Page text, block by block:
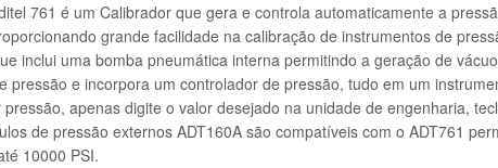
761 é um Calibrador que gera e controla automaticamente a
grande facilidade na calibração de instrumentos de
inclui uma bomba pneumática interna permitindo a geração de
pressão e incorpora um controlador de pressão, tudo em um
pressão, apenas digite o valor desejado na unidade de engenharia,
de pressão externos ADT160A são compatíveis com o ADT761
10000 PSI.